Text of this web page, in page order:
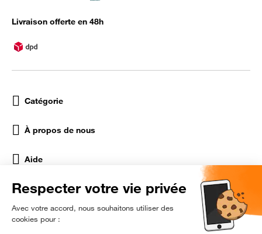
Livraison offerte en 48h
Catégorie
À propos de nous
Aide
Réseaux Sociaux